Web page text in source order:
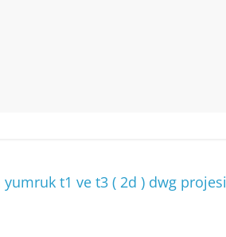
yumruk t1 ve t3 ( 2d ) dwg projesi